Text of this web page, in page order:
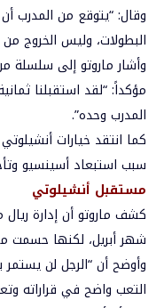
وقال: “يتوقع من المدرب
البطولات، وليس الخروج
وأشار ماروتو إلى سلسلة
مؤكداً: “لقد استقبلنا
المدرب وحده”.
كما انتقد خيارات
سبب استبعاد أسينسيو
مستقبل أنشيلوتي
كشف ماروتو أن إدارة ريال
شهر أبريل، لكنها حسمت
وأوضح أن “الرجل لن
التعب واضح في قراراته